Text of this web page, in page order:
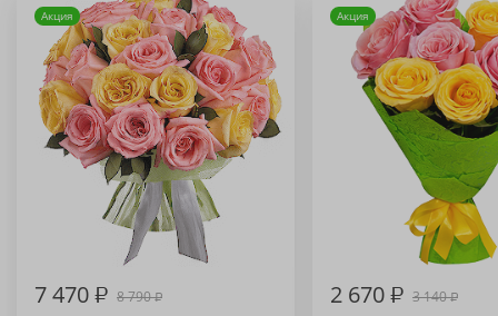
Акция
7 470₽ 8 790₽
Акция
2 670₽ 3 140₽